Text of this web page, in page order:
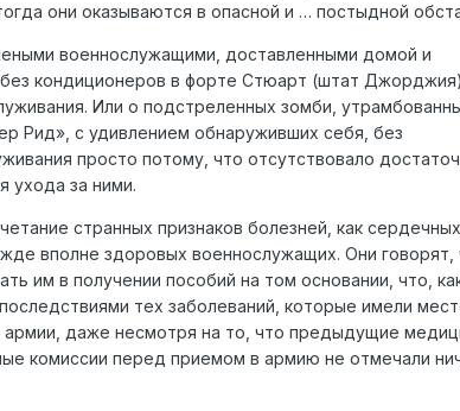
они оказываются в опасной и … постыдной
военнослужащими, доставленными домой и
кондиционеров в форте Стюарт (штат
Или о подстреленных зомби,
Рид», с удивлением обнаруживших себя, без
просто потому, что отсутствовало
ухода за ними.
странных признаков болезней, как
вполне здоровых военнослужащих. Они говорят,
им в получении пособий на том основании, что,
тех заболеваний, которые имели
даже несмотря на то, что предыдущие
комиссии перед приемом в армию не отмечали